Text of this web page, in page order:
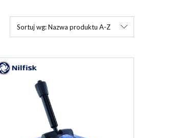
Sortuj wg:Nazwa produktu A-Z